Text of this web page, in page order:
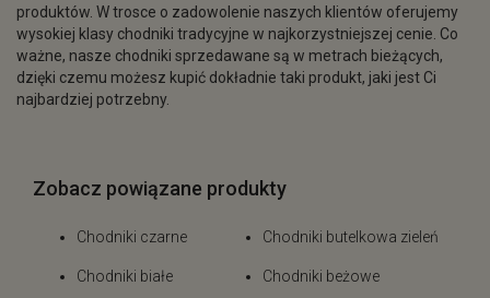
produktów. W trosce o zadowolenie naszych klientów oferujemy
wysokiej klasy chodniki tradycyjne w najkorzystniejszej cenie. Co
ważne, nasze chodniki sprzedawane są w metrach bieżących,
dzięki czemu możesz kupić dokładnie taki produkt, jaki jest Ci
najbardziej potrzebny.
Zobacz powiązane produkty
Chodniki czarne Chodniki butelkowa zieleń
Chodniki białe Chodniki beżowe